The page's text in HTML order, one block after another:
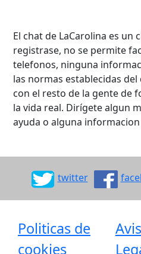
El chat de LaCarolina es un
registrase, no se permite
telefonos, ninguna
las normas establecidas
con el resto de la gente de
la vida real. Dirígete algun
ayuda o alguna
twitter
Politicas de
cookies